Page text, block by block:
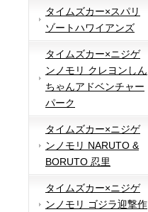
タイムズカー×スパリ
ゾートハワイアンズ
タイムズカー×ニジゲ
ンノモリ クレヨンしん
ちゃんアドベンチャー
パーク
タイムズカー×ニジゲ
ンノモリ NARUTO &
BORUTO 忍里
タイムズカー×ニジゲ
ンノモリ ゴジラ迎撃作